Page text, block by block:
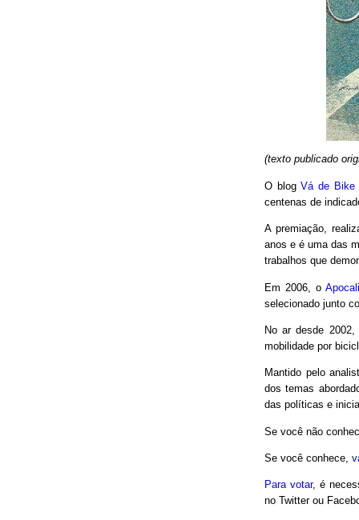
(texto publicado
O blogVá de Bike
centenas de
A premiação,
anos e é uma das
trabalhos que
Em 2006, o
selecionado junto
No ar desde
mobilidade por
Mantido pelo
dos temas
das políticas e
Se você não
Se você conhece,
Para votar, é
no Twitter ou